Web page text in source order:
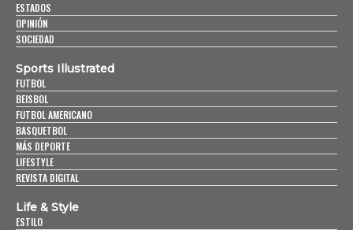
ESTADOS
OPINIÓN
SOCIEDAD
Sports Illustrated
FUTBOL
BEISBOL
FUTBOL AMERICANO
BASQUETBOL
MÁS DEPORTE
LIFESTYLE
REVISTA DIGITAL
Life & Style
ESTILO